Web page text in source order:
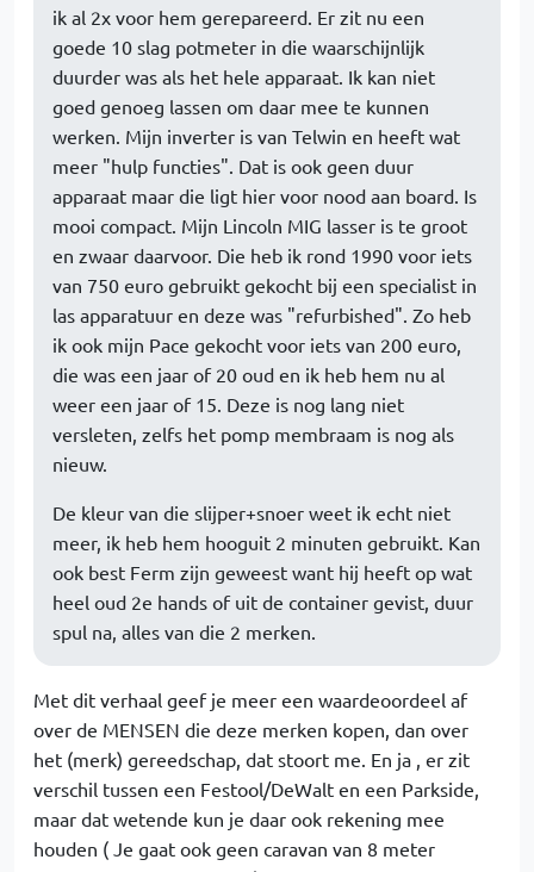
ik al 2x voor hem gerepareerd. Er zit nu een
goede 10 slag potmeter in die waarschijnlijk
duurder was als het hele apparaat. Ik kan niet
goed genoeg lassen om daar mee te kunnen
werken. Mijn inverter is van Telwin en heeft wat
meer "hulp functies". Dat is ook geen duur
apparaat maar die ligt hier voor nood aan board. Is
mooi compact. Mijn Lincoln MIG lasser is te groot
en zwaar daarvoor. Die heb ik rond 1990 voor iets
van 750 euro gebruikt gekocht bij een specialist in
las apparatuur en deze was "refurbished". Zo heb
ik ook mijn Pace gekocht voor iets van 200 euro,
die was een jaar of 20 oud en ik heb hem nu al
weer een jaar of 15. Deze is nog lang niet
versleten, zelfs het pomp membraam is nog als
nieuw.
De kleur van die slijper+snoer weet ik echt niet
meer, ik heb hem hooguit 2 minuten gebruikt. Kan
ook best Ferm zijn geweest want hij heeft op wat
heel oud 2e hands of uit de container gevist, duur
spul na, alles van die 2 merken.
Met dit verhaal geef je meer een waardeoordeel af
over de MENSEN die deze merken kopen, dan over
het (merk) gereedschap, dat stoort me. En ja , er zit
verschil tussen een Festool/DeWalt en een Parkside,
maar dat wetende kun je daar ook rekening mee
houden ( Je gaat ook geen caravan van 8 meter